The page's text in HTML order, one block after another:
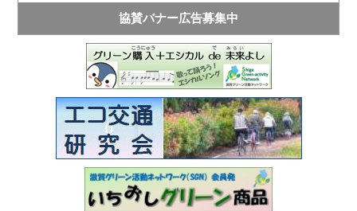
協賛バナー広告募集中